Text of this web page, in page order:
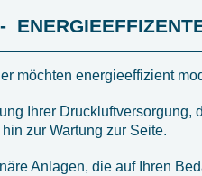
möchten energieeffizient
Ihrer Druckluftversorgung,
zur Wartung zur Seite.
Anlagen, die auf Ihren